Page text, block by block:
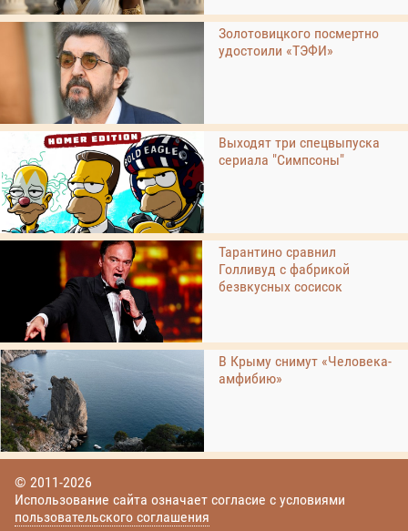
Золотовицкого посмертно
удостоили «ТЭФИ»
Выходят три спецвыпуска
сериала "Симпсоны"
Тарантино сравнил
Голливуд с фабрикой
безвкусных сосисок
В Крыму снимут «Человека-
амфибию»
© 2011-2026
Использование сайта означает согласие с условиями
пользовательского соглашения